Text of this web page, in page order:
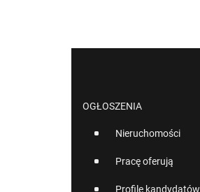
OGŁOSZENIA
Nieruchomości
Pracę oferują
Profile kandydatów